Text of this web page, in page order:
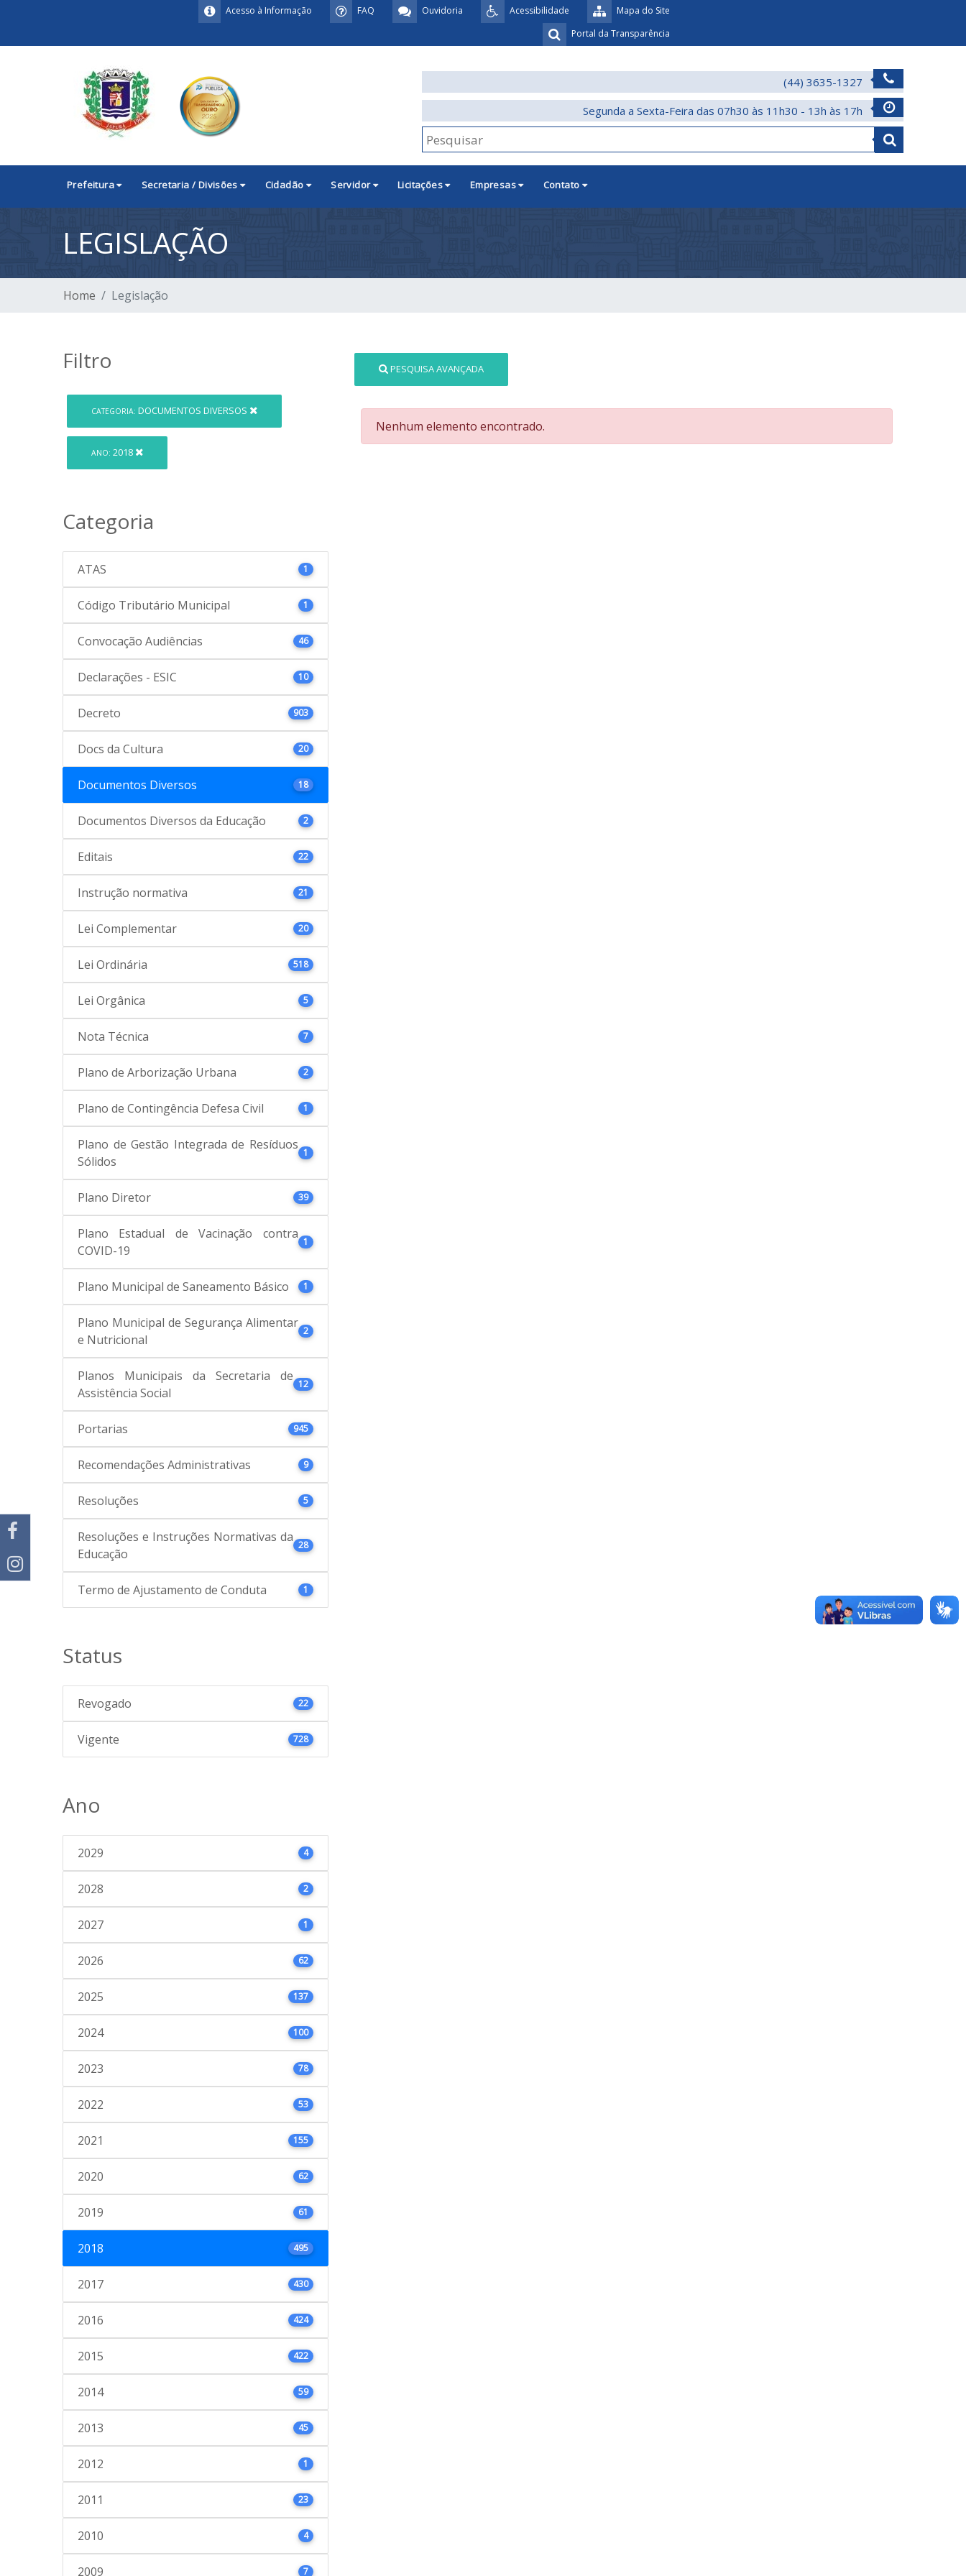
Mapa do Site
Acessibilidade
Ouvidoria
FAQ
Acesso à Informação
Portal da Transparência
(44) 3635-1327
Segunda a Sexta-Feira das 07h30 às 11h30 - 13h às 17h
Prefeitura Secretaria / Divisões Cidadão Servidor Licitações Empresas Contato
LEGISLAÇÃO
Home Legislação
Filtro
CATEGORIA: DOCUMENTOS DIVERSOS
ANO: 2018
Categoria
ATAS 1
Código Tributário Municipal 1
Convocação Audiências 46
Declarações - ESIC 10
Decreto 903
Docs da Cultura 20
Documentos Diversos 18
Documentos Diversos da Educação 2
Editais 22
Instrução normativa 21
Lei Complementar 20
Lei Ordinária 518
Lei Orgânica 5
Nota Técnica 7
Plano de Arborização Urbana 2
Plano de Contingência Defesa Civil 1
Plano de Gestão Integrada de Resíduos
Sólidos
1
Plano Diretor 39
Plano Estadual de Vacinação contra
COVID-19
1
Plano Municipal de Saneamento Básico 1
Plano Municipal de Segurança Alimentar
e Nutricional
2
Planos Municipais da Secretaria de
Assistência Social
12
Portarias 945
Recomendações Administrativas 9
Resoluções 5
Resoluções e Instruções Normativas da
Educação
28
Termo de Ajustamento de Conduta 1
Status
Revogado 22
Vigente 728
Ano
2029 4
2028 2
2027 1
2026 62
2025 137
2024 100
2023 78
2022 53
2021 155
2020 62
2019 61
2018 495
2017 430
2016 424
2015 422
2014 59
2013 45
2012 1
2011 23
2010 4
2009 7
PESQUISA AVANÇADA
Nenhum elemento encontrado.